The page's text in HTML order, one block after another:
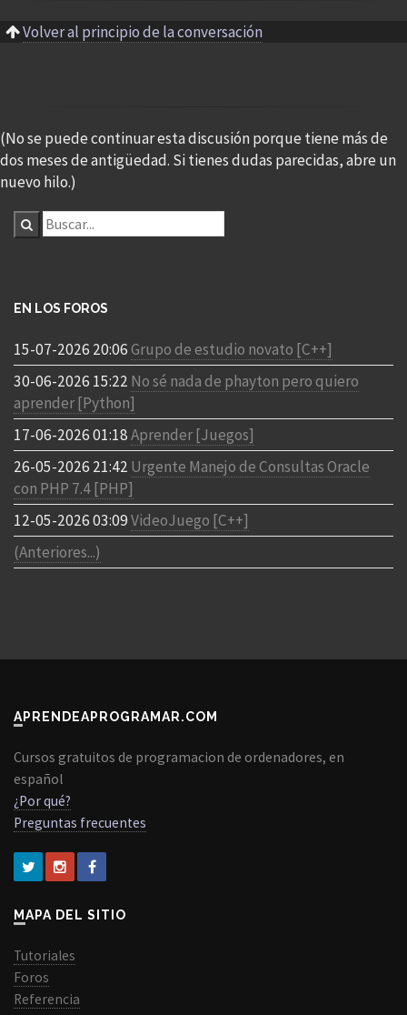
Volver al principio de la conversación
(No se puede continuar esta discusión porque tiene más de
dos meses de antigüedad. Si tienes dudas parecidas, abre un
nuevo hilo.)
EN LOS FOROS
15-07-2026 20:06Grupo de estudio novato [C++]
30-06-2026 15:22 No sé nada de phayton pero quiero
aprender [Python]
17-06-2026 01:18Aprender [Juegos]
26-05-2026 21:42 Urgente Manejo de Consultas Oracle
con PHP 7.4 [PHP]
12-05-2026 03:09VideoJuego [C++]
(Anteriores...)
APRENDEAPROGRAMAR.COM
Cursos gratuitos de programacion de ordenadores, en
español
¿Por qué?
Preguntas frecuentes
MAPA DEL SITIO
Tutoriales
Foros
Referencia